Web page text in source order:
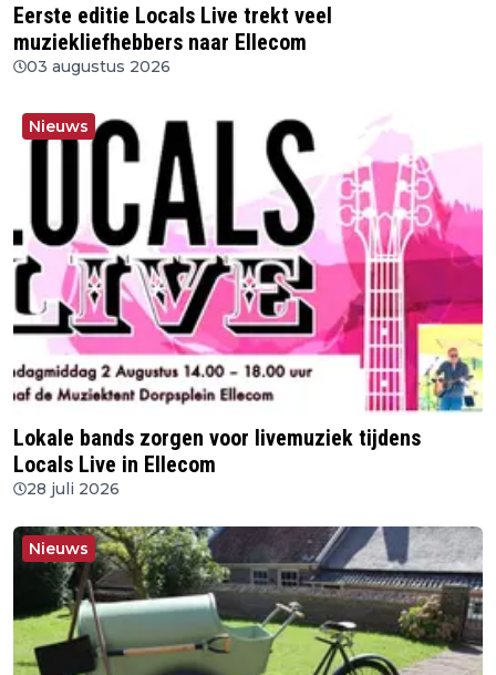
Eerste editie Locals Live trekt veel
muziekliefhebbers naar Ellecom
03 augustus 2026
Nieuws
Lokale bands zorgen voor livemuziek tijdens
Locals Live in Ellecom
28 juli 2026
Nieuws